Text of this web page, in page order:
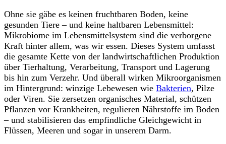
Ohne sie gäbe es keinen fruchtbaren Boden, keine
gesunden Tiere – und keine haltbaren Lebensmittel:
Mikrobiome im Lebensmittelsystem sind die verborgene
Kraft hinter allem, was wir essen. Dieses System umfasst
die gesamte Kette von der landwirtschaftlichen Produktion
über Tierhaltung, Verarbeitung, Transport und Lagerung
bis hin zum Verzehr. Und überall wirken Mikroorganismen
im Hintergrund: winzige Lebewesen wie Bakterien, Pilze
oder Viren. Sie zersetzen organisches Material, schützen
Pflanzen vor Krankheiten, regulieren Nährstoffe im Boden
– und stabilisieren das empfindliche Gleichgewicht in
Flüssen, Meeren und sogar in unserem Darm.